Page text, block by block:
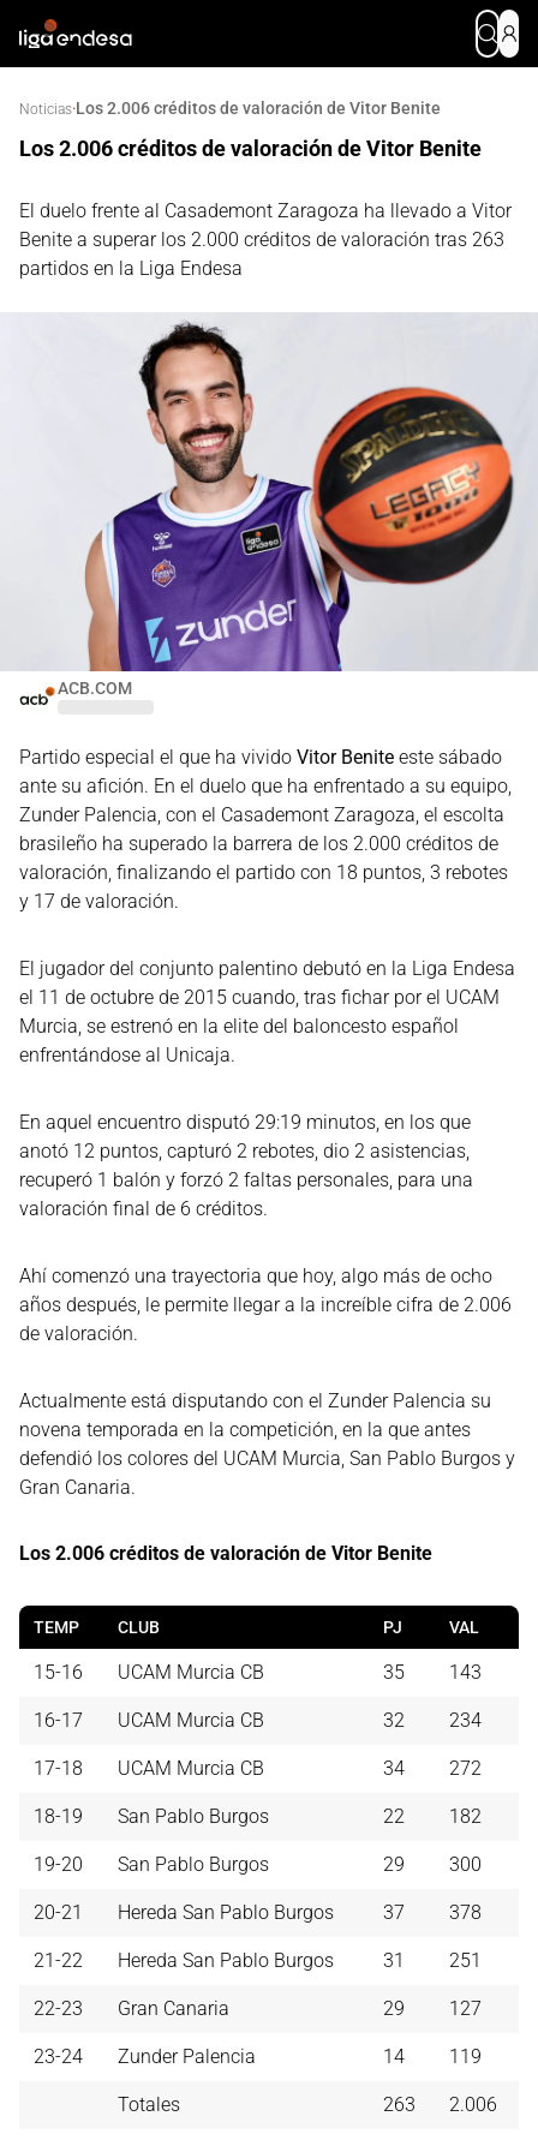
Noticias·Los 2.006 créditos de valoración de Vitor Benite
Los 2.006 créditos de valoración de Vitor Benite
El duelo frente al Casademont Zaragoza ha llevado a Vitor
Benite a superar los 2.000 créditos de valoración tras 263
partidos en la Liga Endesa
ACB.COM
Partido especial el que ha vivido Vitor Benite este sábado
ante su afición. En el duelo que ha enfrentado a su equipo,
Zunder Palencia, con el Casademont Zaragoza, el escolta
brasileño ha superado la barrera de los 2.000 créditos de
valoración, finalizando el partido con 18 puntos, 3 rebotes
y 17 de valoración.
El jugador del conjunto palentino debutó en la Liga Endesa
el 11 de octubre de 2015 cuando, tras fichar por el UCAM
Murcia, se estrenó en la elite del baloncesto español
enfrentándose al Unicaja.
En aquel encuentro disputó 29:19 minutos, en los que
anotó 12 puntos, capturó 2 rebotes, dio 2 asistencias,
recuperó 1 balón y forzó 2 faltas personales, para una
valoración final de 6 créditos.
Ahí comenzó una trayectoria que hoy, algo más de ocho
años después, le permite llegar a la increíble cifra de 2.006
de valoración.
Actualmente está disputando con el Zunder Palencia su
novena temporada en la competición, en la que antes
defendió los colores del UCAM Murcia, San Pablo Burgos y
Gran Canaria.
Los 2.006 créditos de valoración de Vitor Benite
TEMP CLUB PJ VAL
15-16 UCAM Murcia CB 35 143
16-17 UCAM Murcia CB 32 234
17-18 UCAM Murcia CB 34 272
18-19 San Pablo Burgos 22 182
19-20 San Pablo Burgos 29 300
20-21 Hereda San Pablo Burgos 37 378
21-22 Hereda San Pablo Burgos 31 251
22-23 Gran Canaria 29 127
23-24 Zunder Palencia 14 119
Totales 263 2.006